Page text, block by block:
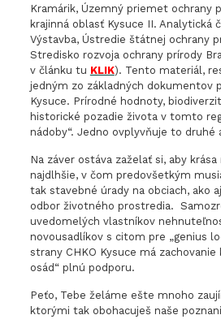
Kramárik, Územný priemet ochrany
krajinná oblasť Kysuce II. Analytická
Výstavba, Ústredie štátnej ochrany
Stredisko rozvoja ochrany prírody
v článku tu KLIK). Tento materiál,
jedným zo základných dokumentov
Kysuce. Prírodné hodnoty,
historické pozadie života v tomto
nádoby“. Jedno ovplyvňuje to druhé
Na záver ostáva zaželať si, aby
najdlhšie, v čom predovšetkým
tak stavebné úrady na obciach, ako
odbor životného prostredia.
uvedomelých vlastníkov
novousadlíkov s citom pre „genius
strany CHKO Kysuce má zachovanie
osád“ plnú podporu.
Peťo, Tebe želáme ešte mnoho
ktorými tak obohacuješ naše